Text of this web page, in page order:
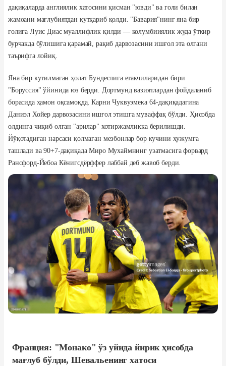
дақиқаларда англиялик хатосини қисман "ювди" ва голи билан
жамоани мағлубиятдан қутқариб қолди. "Бавария"нинг яна бир
голига Луис Диас муаллифлик қилди — колумбииялик жуда ўткир
бурчакда бўлишига қарамай, рақиб дарвозасини ишғол эта олгани
таърифга лойиқ.
Яна бир кутилмаган ҳолат Бундеслига етакчиларидан бири
"Боруссия" ўйинида юз берди. Дортмунд вазиятлардан фойдаланиб
борасида ҳамон оқсамоқда, Карни Чуквуэмека 64-дақиқадагина
Даниэл Хойер дарвозасини ишғол этишга муваффақ бўлди. Ҳисобда
олдинга чиқиб олган "арилар" хотиржамликка берилишди.
Йўқотадиган нарсаси қолмаган мезбонлар бор кучини ҳужумга
ташлади ва 90+7-дақиқада Миро Мухаймнинг узатмасига форвард
Рансфорд-Йебоа Кёнигсдёрффер лаббай деб жавоб берди.
Франция: "Монако" ўз уйида йирик ҳисобда
мағлуб бўлди, Шевальенинг хатоси